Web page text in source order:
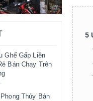
5
Ghế Gấp Liền
Bán Chạy Trên
Thủy Bàn